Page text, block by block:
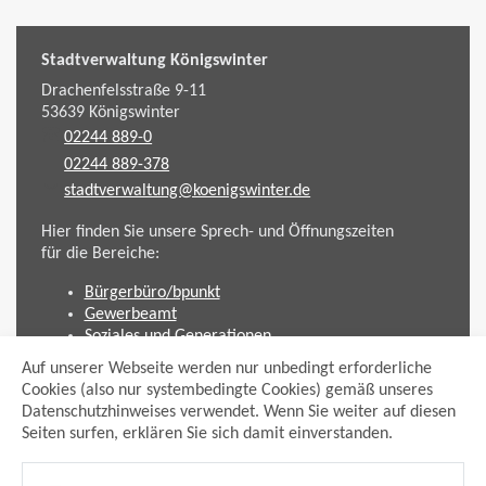
Auf unserer Webseite werden nur unbedingt erforderliche
Cookies (also nur systembedingte Cookies) gemäß unseres
Datenschutzhinweises verwendet. Wenn Sie weiter auf diesen
Seiten surfen, erklären Sie sich damit einverstanden.
Stadtverwaltung Königswinter
Drachenfelsstraße 9-11
53639Königswinter
02244 889-0
02244 889-378
stadtverwaltung@koenigswinter.de
Hier finden Sie unsere Sprech- und Öffnungszeiten
für die Bereiche:
Bürgerbüro/bpunkt
Gewerbeamt
Soziales und Generationen
Standesamt
Friedhofsverwaltung
Planen und Bauen (Bauamt)
Impressum
Datenschutzhinweis